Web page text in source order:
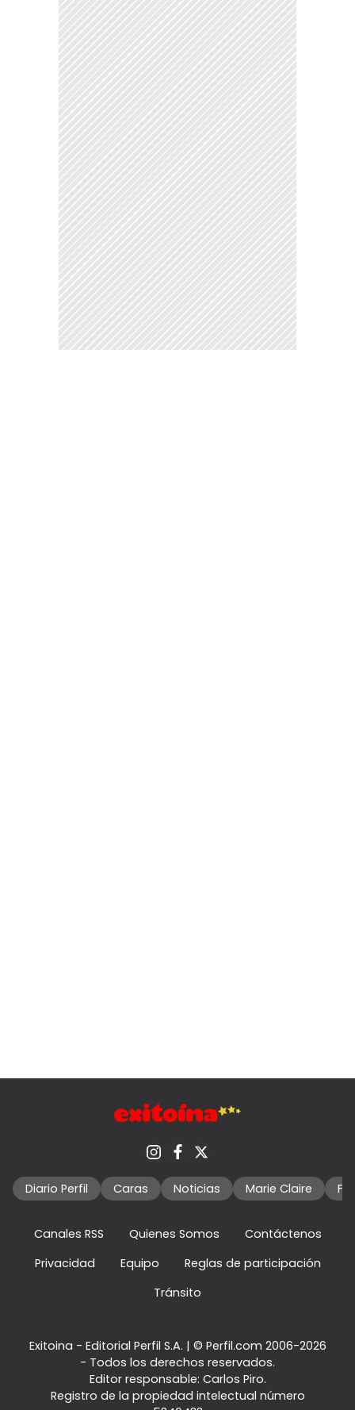
Diario Perfil Caras Noticias Marie Claire
Canales RSS Quienes Somos
Contáctenos
Privacidad
Equipo
Reglas de participación
Tránsito
Exitoina - Editorial Perfil S.A. | © Perfil.com 2006-2026
- Todos los derechos reservados.
Editor responsable: Carlos Piro.
Registro de la propiedad intelectual número